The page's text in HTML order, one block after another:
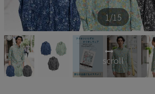
レーベルから探す
1/15
scroll